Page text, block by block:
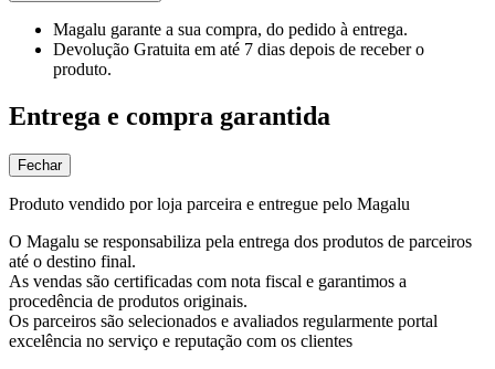
Magalu garante a sua compra, do pedido à entrega.
Devolução Gratuita em até 7 dias depois de receber o
produto.
Entrega e compra garantida
Fechar
Produto vendido por loja parceira e entregue pelo Magalu
O Magalu se responsabiliza pela entrega dos produtos de parceiros
até o destino final.
As vendas são certificadas com nota fiscal e garantimos a
procedência de produtos originais.
Os parceiros são selecionados e avaliados regularmente portal
excelência no serviço e reputação com os clientes